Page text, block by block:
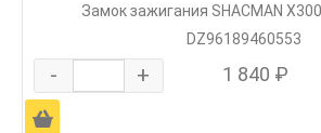
Замок зажигания SHACMAN
DZ96189460553
- + 1 840 ₽
Ä